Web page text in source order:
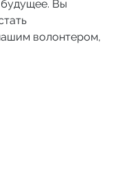
Вы
волонтером,